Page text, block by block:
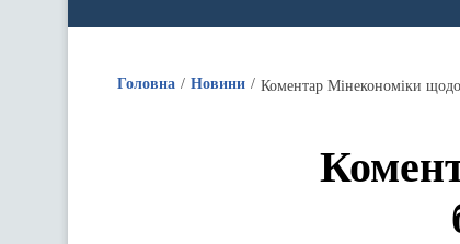
Головна Новини Коментар Мінекономіки щодо